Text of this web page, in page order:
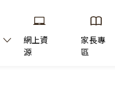
網上資
源
家長專
區